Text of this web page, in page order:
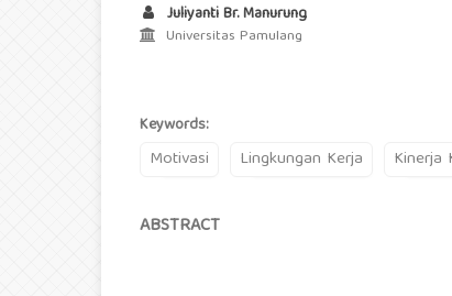
Juliyanti Br. Manurung
Universitas Pamulang
Keywords:
Motivasi Lingkungan Kerja Kinerja
ABSTRACT